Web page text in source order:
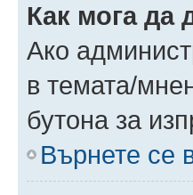
Как мога да
Ако
в темата/
бутона за
Върнете се